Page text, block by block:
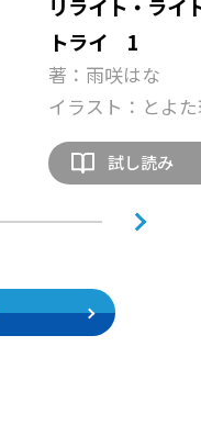
リライト・ライ
トライ 1
著：雨咲はな
イラスト：とよ
試し読み